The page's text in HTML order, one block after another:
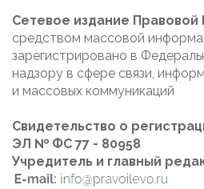
Сетевое издание Правовой
средством массовой
зарегистрировано в
надзору в сфере связи,
и массовых коммуникаций
Свидетельство о
ЭЛ № ФС 77 - 80958
Учредитель и главный